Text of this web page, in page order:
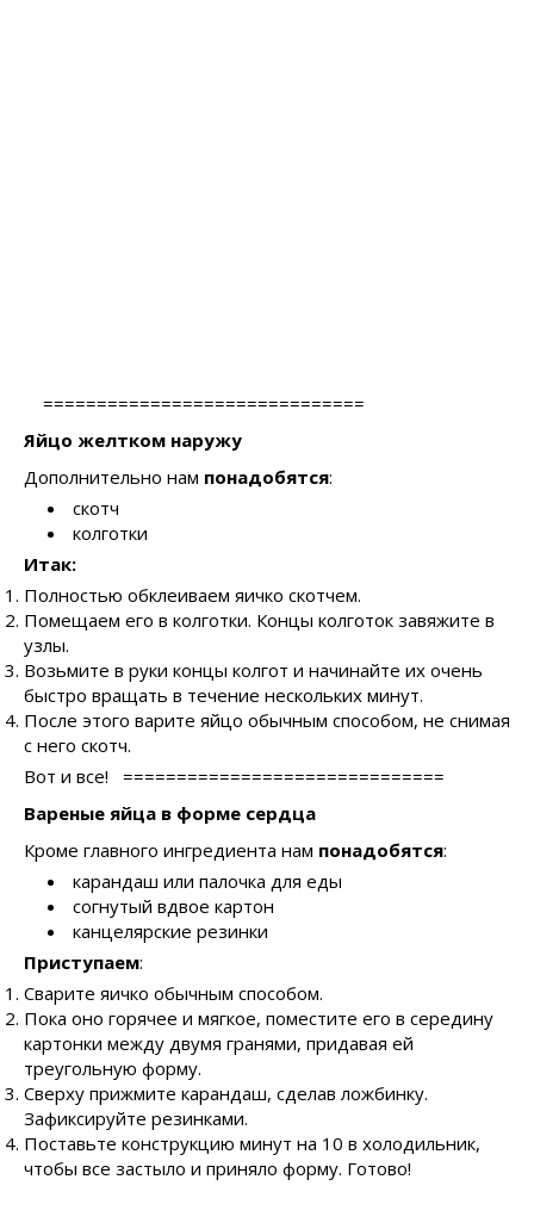
==============================
Яйцо желтком наружу
Дополнительно нам понадобятся:
скотч
колготки
Итак:
Полностью обклеиваем яичко скотчем.
Помещаем его в колготки. Концы колготок завяжите в
узлы.
Возьмите в руки концы колгот и начинайте их очень
быстро вращать в течение нескольких минут.
После этого варите яйцо обычным способом, не снимая
с него скотч.
Вот и все!
==============================
Вареные яйца в форме сердца
Кроме главного ингредиента нам понадобятся:
карандаш или палочка для еды
согнутый вдвое картон
канцелярские резинки
Приступаем:
Сварите яичко обычным способом.
Пока оно горячее и мягкое, поместите его в середину
картонки между двумя гранями, придавая ей
треугольную форму.
Сверху прижмите карандаш, сделав ложбинку.
Зафиксируйте резинками.
Поставьте конструкцию минут на 10 в холодильник,
чтобы все застыло и приняло форму. Готово!